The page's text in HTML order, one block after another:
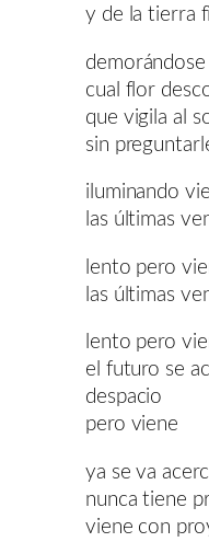
y de la tierra
cual flor
que vigila al
sin
iluminando
las últimas
lento pero
las últimas
lento pero
el futuro se
despacio
pero viene
ya se va
nunca tiene
viene con